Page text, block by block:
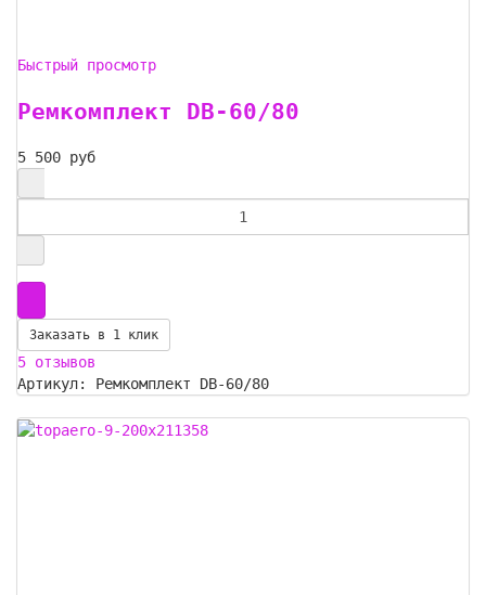
Быстрый просмотр
Ремкомплект DB-60/80
5 500 руб
Заказать в 1 клик
5 отзывов
Артикул: Ремкомплект DB-60/80